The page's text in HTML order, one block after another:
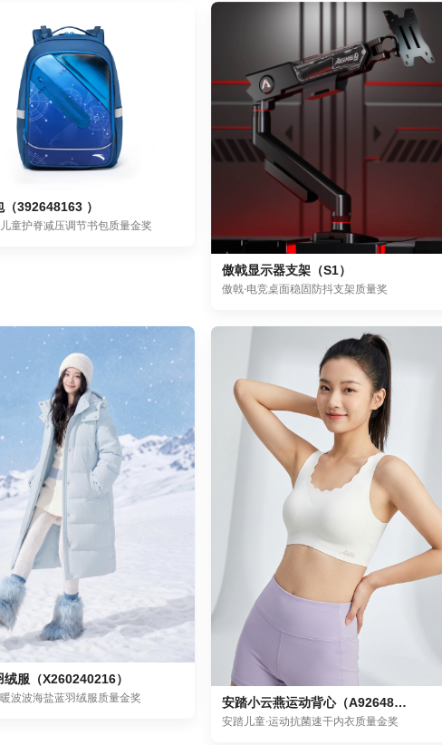
392648163 ）
童护脊减压调节书包质量金奖
傲戟显示器支架（S1）
傲戟·电竞桌面稳固防抖支架质量奖
服（X260240216）
波波海盐蓝羽绒服质量金奖 安踏小云燕运动背心（A92648908）
安踏儿童·运动抗菌速干内衣质量金奖